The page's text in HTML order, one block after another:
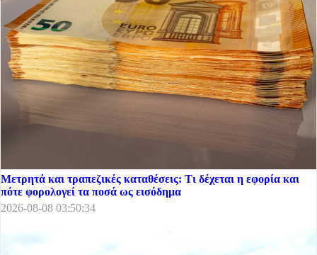
Μετρητά και τραπεζικές καταθέσεις: Τι δέχεται η εφορία και
πότε φορολογεί τα ποσά ως εισόδημα
2026-08-08 03:50:34